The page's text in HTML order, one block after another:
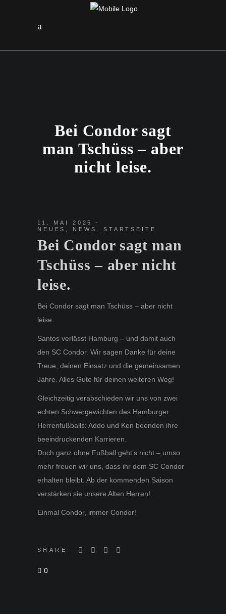
Bei Condor sagt
man Tschüss – aber
nicht leise.
11. MAI 2025
NEUES
NEWS ,STARTSEITE
Bei Condor sagt man
Tschüss – aber nicht
leise.
Bei Condor sagt man Tschüss – aber nicht
leise.
Santos verlässt Hamburg – und damit auch
den SC Condor. Wir sagen Danke für deine
Treue, deinen Einsatz und die gemeinsamen
Jahre. Alles Gute für deinen weiteren Weg!
Gleichzeitig verabschieden wir uns von zwei
echten Schwergewichten des Hamburger
Herrenfußballs: Addo und Ken beenden ihre
beeindruckenden Karrieren.
Doch ganz ohne Fußball geht’s nicht – umso
mehr freuen wir uns, dass ihr dem SC Condor
erhalten bleibt. Ab der kommenden Saison
verstärken sie unsere Alten Herren!
Einmal Condor, immer Condor!
SHARE
0